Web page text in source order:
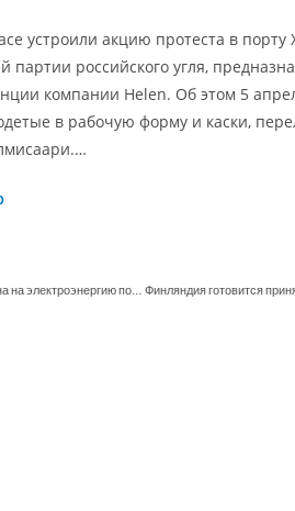
устроили акцию протеста в порту
партии российского угля,
компании Helen. Об этом 5
в рабочую форму и каски,
В среду биржевая цена на электроэнергию повысится до 119 евро